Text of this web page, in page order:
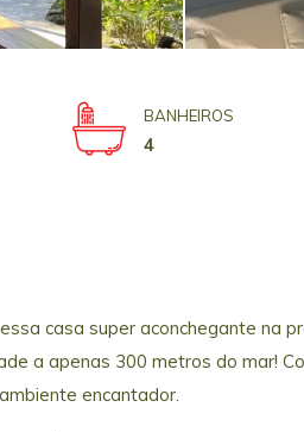
BANHEIROS
4
casa super aconchegante na
a apenas 300 metros do mar!
encantador.